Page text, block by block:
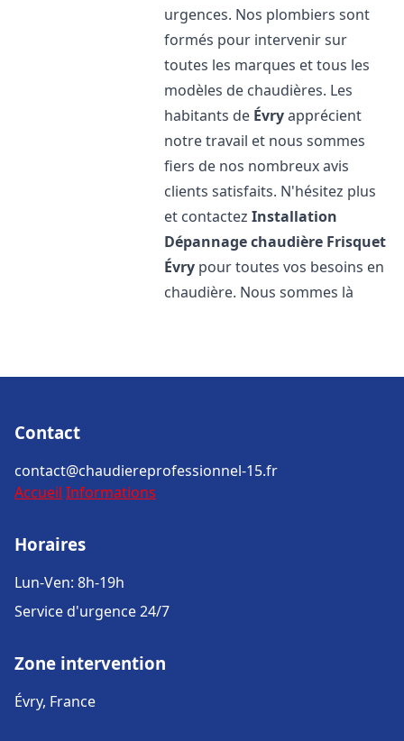
urgences. Nos plombiers sont
formés pour intervenir sur
toutes les marques et tous les
modèles de chaudières. Les
habitants de Évryapprécient
notre travail et nous sommes
fiers de nos nombreux avis
clients satisfaits. N'hésitez plus
et contactezInstallation
Dépannage chaudière Frisquet
Évry pour toutes vos besoins en
chaudière. Nous sommes là
Contact
contact@chaudiereprofessionnel-15.fr
Accueil Informations
Horaires
Lun-Ven: 8h-19h
Service d'urgence 24/7
Zone intervention
Évry, France